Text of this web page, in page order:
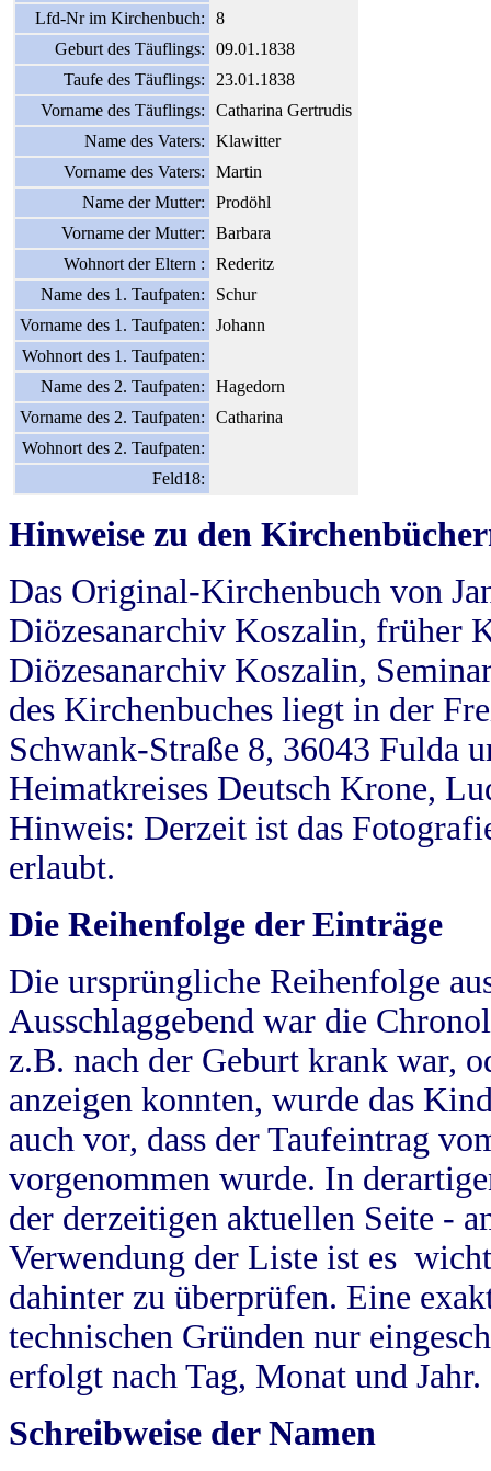
Lfd-Nr im Kirchenbuch:
8
Geburt des Täuflings:
09.01.1838
Taufe des Täuflings:
23.01.1838
Vorname des Täuflings:
Catharina Gertrudis
Name des Vaters:
Klawitter
Vorname des Vaters:
Martin
Name der Mutter:
Prodöhl
Vorname der Mutter:
Barbara
Wohnort der Eltern :
Rederitz
Name des 1. Taufpaten:
Schur
Vorname des 1. Taufpaten:
Johann
Wohnort des 1. Taufpaten:
Name des 2. Taufpaten:
Hagedorn
Vorname des 2. Taufpaten:
Catharina
Wohnort des 2. Taufpaten:
Feld18:
Hinweise zu den
Das Original-Kirchenbuch von
Diözesanarchiv Koszalin, früher
Diözesanarchiv Koszalin,
des Kirchenbuches liegt in der
Schwank-Straße 8, 36043 Fulda
Heimatkreises Deutsch Krone,
Hinweis: Derzeit ist das
erlaubt.
Die Reihenfolge der Einträge
Die ursprüngliche Reihenfolge
Ausschlaggebend war die
z.B. nach der Geburt krank war,
anzeigen konnten, wurde das
auch vor, dass der Taufeintrag
vorgenommen wurde. In
der derzeitigen aktuellen Seite -
Verwendung der Liste ist es
dahinter zu überprüfen. Eine
technischen Gründen nur
erfolgt nach Tag, Monat und Jahr.
Schreibweise der Namen